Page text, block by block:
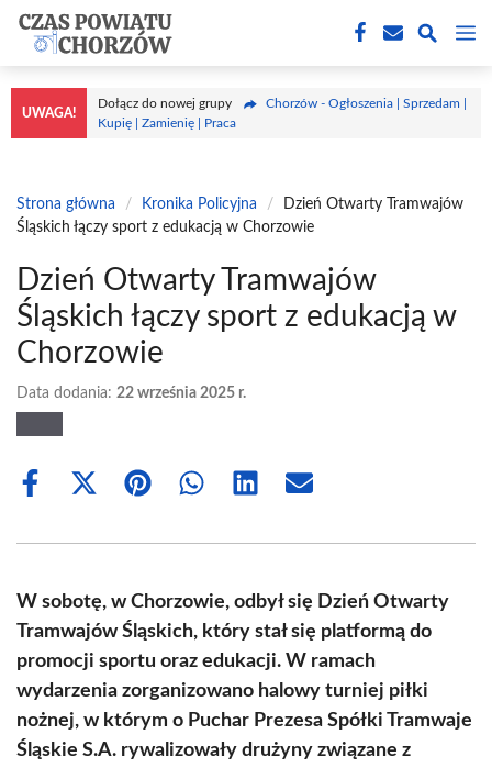
Przejdź
treści
UWAGA!
Dołącz do nowej grupy
Chorzów - Ogłoszenia | Sprzedam |
Kupię | Zamienię | Praca
Strona główna / Kronika Policyjna /
Dzień Otwarty Tramwajów
Śląskich łączy sport z edukacją w Chorzowie
Dzień Otwarty Tramwajów
Śląskich łączy sport z edukacją w
Chorzowie
Data dodania: 22 września 2025 r.
Share
Share
(Twitter)
Share Share Share Share
W sobotę, w Chorzowie, odbył się Dzień Otwarty
Tramwajów Śląskich, który stał się platformą do
promocji sportu oraz edukacji. W ramach
wydarzenia zorganizowano halowy turniej piłki
nożnej, w którym o Puchar Prezesa Spółki Tramwaje
Śląskie S.A. rywalizowały drużyny związane z